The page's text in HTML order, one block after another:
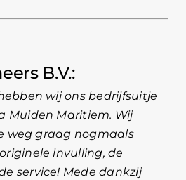
B.V.
wij ons bedrijfsuitje
Muiden Maritiem. Wij
weg graag nogmaals
invulling, de
service! Mede dankzij